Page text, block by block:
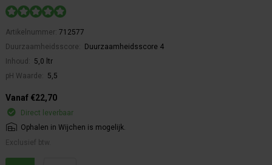
Artikelnummer: 712577
Duurzaamheidsscore:
Duurzaamheidsscore 4
Inhoud:
5,0 ltr
pH Waarde:
5,5
Vanaf €22,70
Direct leverbaar
Ophalen in Wijchen is mogelijk.
Exclusief btw.